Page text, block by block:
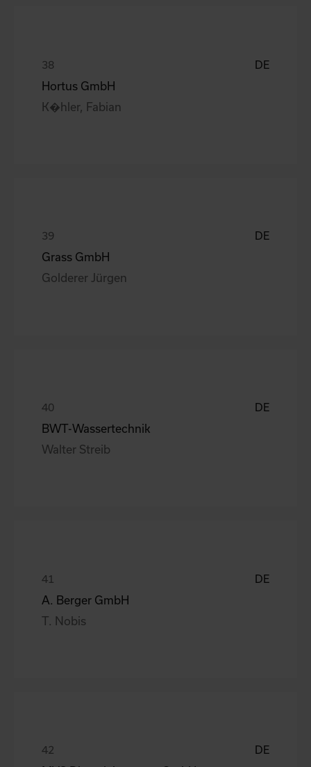
DE
Hortus GmbH
K�hler, Fabian
DE
Grass GmbH
Golderer Jürgen
DE
BWT-Wassertechnik
Walter Streib
DE
A. Berger GmbH
T. Nobis
DE